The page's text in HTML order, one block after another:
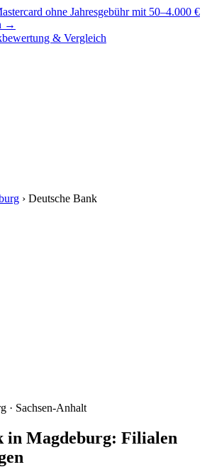
ohne Jahresgebühr mit 50–4.000 €
→
& Vergleich
› Deutsche Bank
· Sachsen-Anhalt
in Magdeburg: Filialen